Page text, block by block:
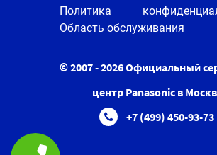
Политика
Область обслуживания
© 2007 - 2026 Официальный
центр Panasonic в
+7 (499) 450-93-73